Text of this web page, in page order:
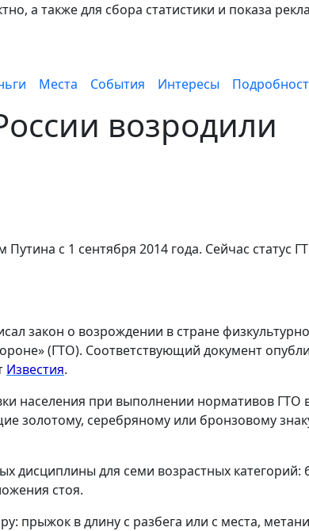
а также для сбора статистики и показа
Места События Интересы
возродили
с 1 сентября 2014 года. Сейчас статус
закон о возрождении в стране
(ГТО). Соответствующий документ
Известия.
населения при выполнении нормативов ГТО
золотому, серебряному или бронзовому
дисциплины для семи возрастных категорий:
стоя.
прыжок в длину с разбега или с места,